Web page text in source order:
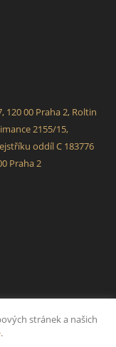
120 00 Praha 2, Roltin
2155/15,
oddíl C 183776
Praha 2
stránek a našich
.